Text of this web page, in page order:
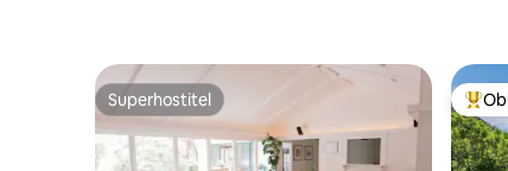
Superhostitel
Superhostitel